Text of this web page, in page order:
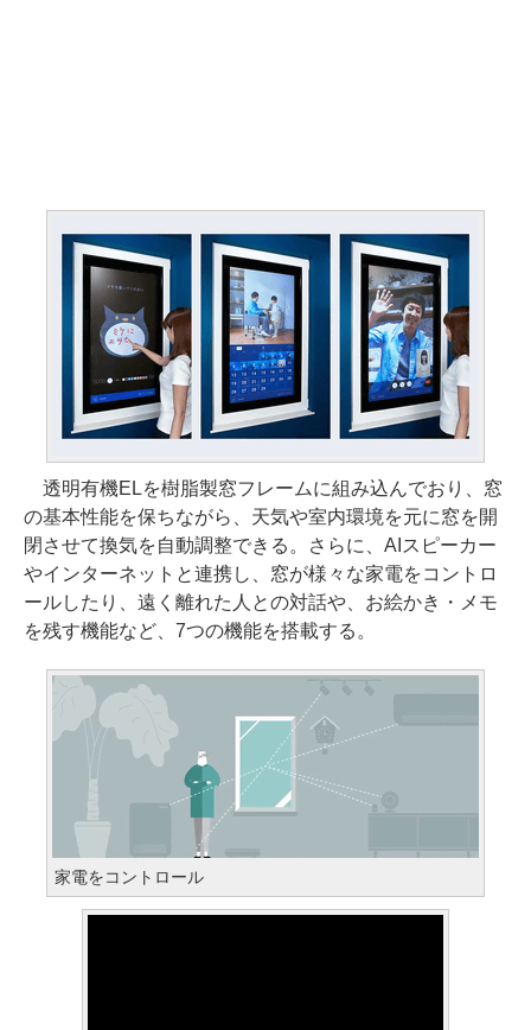
透明有機ELを樹脂製窓フレームに組み込んでおり、窓
の基本性能を保ちながら、天気や室内環境を元に窓を開
閉させて換気を自動調整できる。さらに、AIスピーカー
やインターネットと連携し、窓が様々な家電をコントロ
ールしたり、遠く離れた人との対話や、お絵かき・メモ
を残す機能など、7つの機能を搭載する。
家電をコントロール